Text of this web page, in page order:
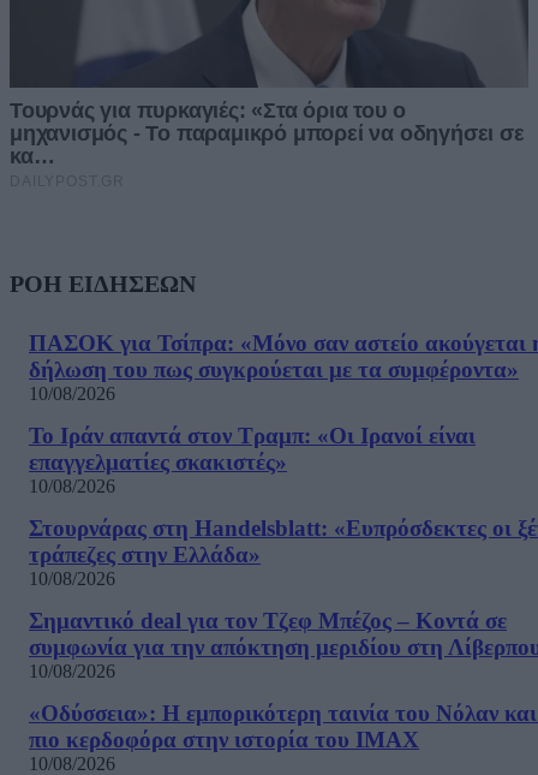
ΡΟΗ ΕΙΔΗΣΕΩΝ
ΠΑΣΟΚ για Τσίπρα: «Μόνο σαν αστείο ακούγεται
δήλωση του πως συγκρούεται με τα συμφέροντα»
10/08/2026
Το Ιράν απαντά στον Τραμπ: «Οι Ιρανοί είναι
επαγγελματίες σκακιστές»
10/08/2026
Στουρνάρας στη Handelsblatt: «Ευπρόσδεκτες οι
τράπεζες στην Ελλάδα»
10/08/2026
Σημαντικό deal για τον Τζεφ Μπέζος – Κοντά σε
συμφωνία για την απόκτηση μεριδίου στη
10/08/2026
«Οδύσσεια»: Η εμπορικότερη ταινία του Νόλαν
πιο κερδοφόρα στην ιστορία του IMAX
10/08/2026